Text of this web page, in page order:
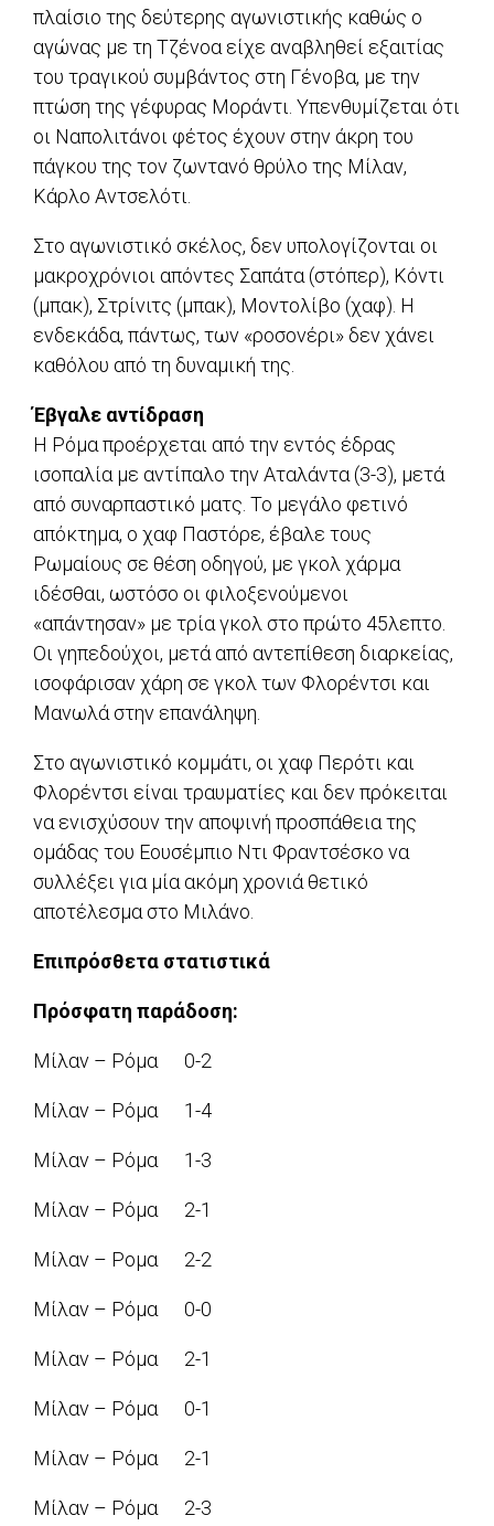
πλαίσιο της δεύτερης αγωνιστικής καθώς ο
αγώνας με τη Τζένοα είχε αναβληθεί εξαιτίας
του τραγικού συμβάντος στη Γένοβα, με την
πτώση της γέφυρας Μοράντι. Υπενθυμίζεται ότι
οι Ναπολιτάνοι φέτος έχουν στην άκρη του
πάγκου της τον ζωντανό θρύλο της Μίλαν,
Κάρλο Αντσελότι.
Στο αγωνιστικό σκέλος, δεν υπολογίζονται οι
μακροχρόνιοι απόντες Σαπάτα (στόπερ), Κόντι
(μπακ), Στρίνιτς (μπακ), Μοντολίβο (χαφ). Η
ενδεκάδα, πάντως, των «ροσονέρι» δεν χάνει
καθόλου από τη δυναμική της.
Έβγαλε αντίδραση
Η Ρόμα προέρχεται από την εντός έδρας
ισοπαλία με αντίπαλο την Αταλάντα (3-3), μετά
από συναρπαστικό ματς. Το μεγάλο φετινό
απόκτημα, ο χαφ Παστόρε, έβαλε τους
Ρωμαίους σε θέση οδηγού, με γκολ χάρμα
ιδέσθαι, ωστόσο οι φιλοξενούμενοι
«απάντησαν» με τρία γκολ στο πρώτο 45λεπτο.
Οι γηπεδούχοι, μετά από αντεπίθεση διαρκείας,
ισοφάρισαν χάρη σε γκολ των Φλορέντσι και
Μανωλά στην επανάληψη.
Στο αγωνιστικό κομμάτι, οι χαφ Περότι και
Φλορέντσι είναι τραυματίες και δεν πρόκειται
να ενισχύσουν την αποψινή προσπάθεια της
ομάδας του Εουσέμπιο Ντι Φραντσέσκο να
συλλέξει για μία ακόμη χρονιά θετικό
αποτέλεσμα στο Μιλάνο.
Επιπρόσθετα στατιστικά
Πρόσφατη παράδοση:
Μίλαν – Ρόμα 0-2
Μίλαν – Ρόμα 1-4
Μίλαν – Ρόμα 1-3
Μίλαν – Ρόμα 2-1
Μίλαν – Ρομα 2-2
Μίλαν – Ρόμα 0-0
Μίλαν – Ρόμα 2-1
Μίλαν – Ρόμα 0-1
Μίλαν – Ρόμα 2-1
Μίλαν – Ρόμα 2-3